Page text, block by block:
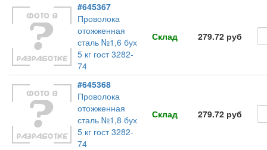
#645367
Проволока
отожженная
сталь №1,6 бух
5 кг гост 3282-
74
Склад 279.72 руб
#645368
Проволока
отожженная
сталь №1,8 бух
5 кг гост 3282-
74
Склад 279.72 руб